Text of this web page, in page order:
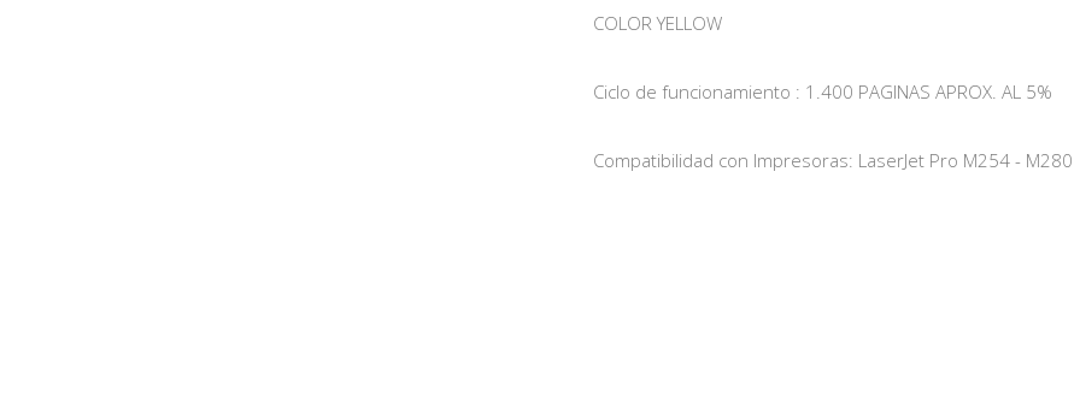
COLOR YELLOW
Ciclo de funcionamiento : 1.400 PAGINAS APROX. AL 5%
Compatibilidad con Impresoras: LaserJet Pro M254 - M280